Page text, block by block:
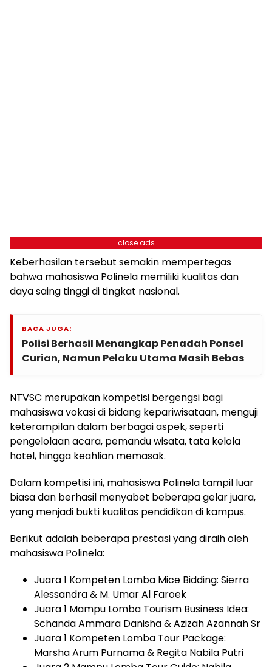
close ads
Keberhasilan tersebut semakin mempertegas
bahwa mahasiswa Polinela memiliki kualitas dan
daya saing tinggi di tingkat nasional.
BACA JUGA:
Polisi Berhasil Menangkap Penadah Ponsel
Curian, Namun Pelaku Utama Masih Bebas
NTVSC merupakan kompetisi bergengsi bagi
mahasiswa vokasi di bidang kepariwisataan, menguji
keterampilan dalam berbagai aspek, seperti
pengelolaan acara, pemandu wisata, tata kelola
hotel, hingga keahlian memasak.
Dalam kompetisi ini, mahasiswa Polinela tampil luar
biasa dan berhasil menyabet beberapa gelar juara,
yang menjadi bukti kualitas pendidikan di kampus.
Berikut adalah beberapa prestasi yang diraih oleh
mahasiswa Polinela:
Juara 1 Kompeten Lomba Mice Bidding: Sierra
Alessandra & M. Umar Al Faroek
Juara 1 Mampu Lomba Tourism Business Idea:
Schanda Ammara Danisha & Azizah Azannah Sr
Juara 1 Kompeten Lomba Tour Package:
Marsha Arum Purnama & Regita Nabila Putri